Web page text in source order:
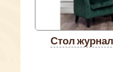
стол